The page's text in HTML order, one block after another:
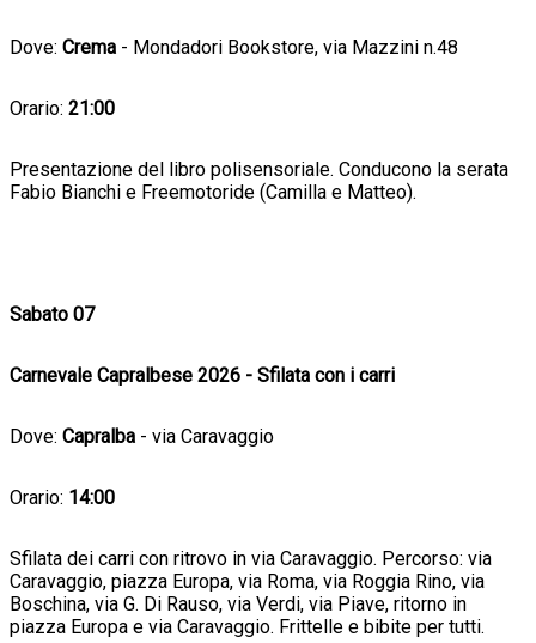
Dove: Crema - Mondadori Bookstore, via Mazzini n.48
Orario: 21:00
Presentazione del libro polisensoriale. Conducono la serata
Fabio Bianchi e Freemotoride (Camilla e Matteo).
Sabato 07
Carnevale Capralbese 2026 - Sfilata con i carri
Dove: Capralba - via Caravaggio
Orario: 14:00
Sfilata dei carri con ritrovo in via Caravaggio. Percorso: via
Caravaggio, piazza Europa, via Roma, via Roggia Rino, via
Boschina, via G. Di Rauso, via Verdi, via Piave, ritorno in
piazza Europa e via Caravaggio. Frittelle e bibite per tutti.